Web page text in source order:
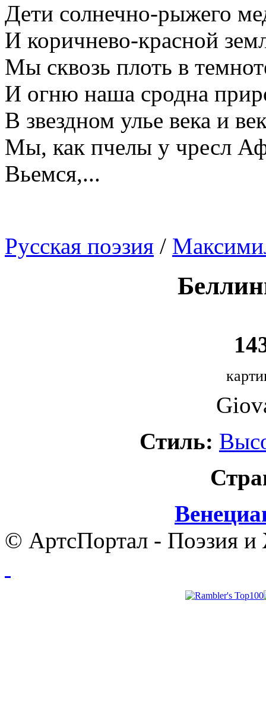
Дети солнечно-рыжего
И коричнево-красной
Мы сквозь плоть в
И огню наша сродна
В звездном улье века и
Мы, как пчелы у чресл
Вьемся,...
Русская поэзия /
Стиль:
© АртсПортал - Поэзия